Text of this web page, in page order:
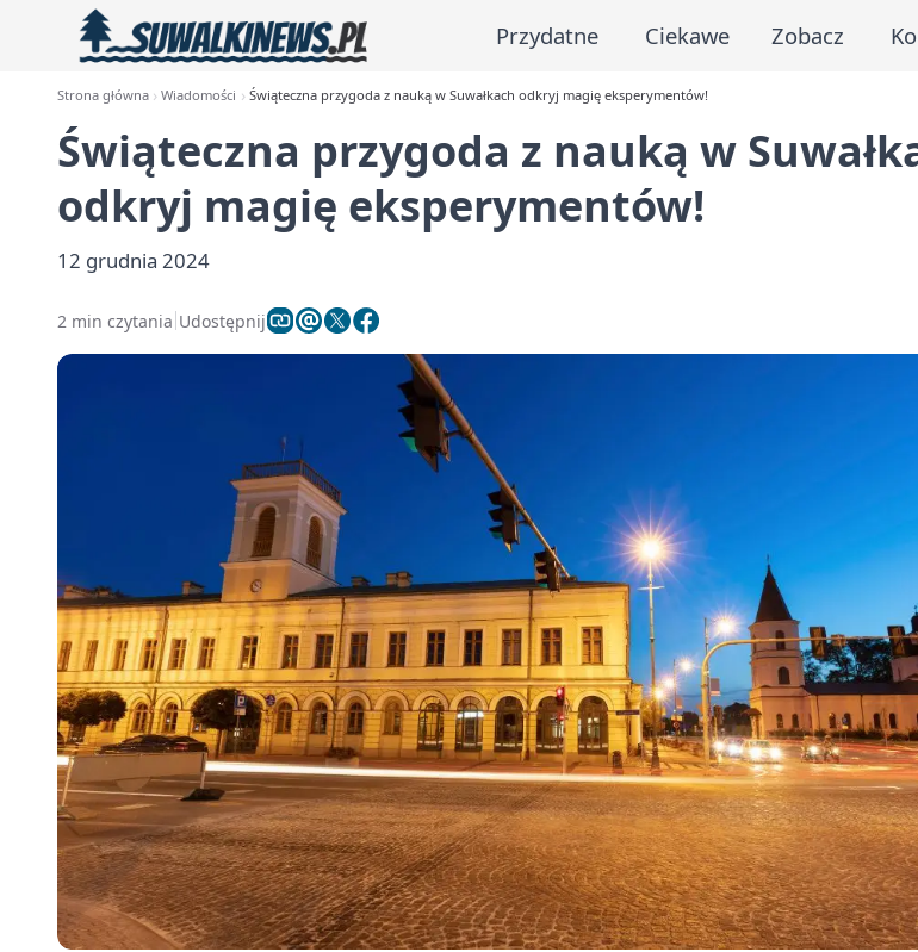
Przydatne Ciekawe Zobacz
Strona główna Wiadomości Świąteczna przygoda z nauką w Suwałkach odkryj magię eksperymentów!
Świąteczna przygoda z nauką w
odkryj magię eksperymentów!
12 grudnia 2024
2 min czytania Udostępnij